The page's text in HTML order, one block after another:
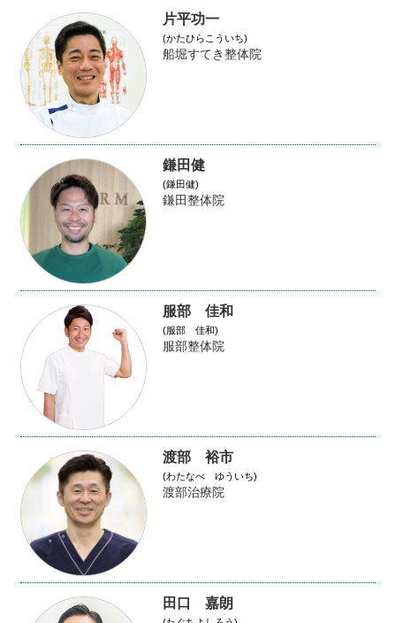
片平功一
(かたひらこういち)
船堀すてき整体院
鎌田健
(鎌田健)
鎌田整体院
服部 佳和
(服部 佳和)
服部整体院
渡部 裕市
(わたなべ ゆういち)
渡部治療院
田口 嘉朗